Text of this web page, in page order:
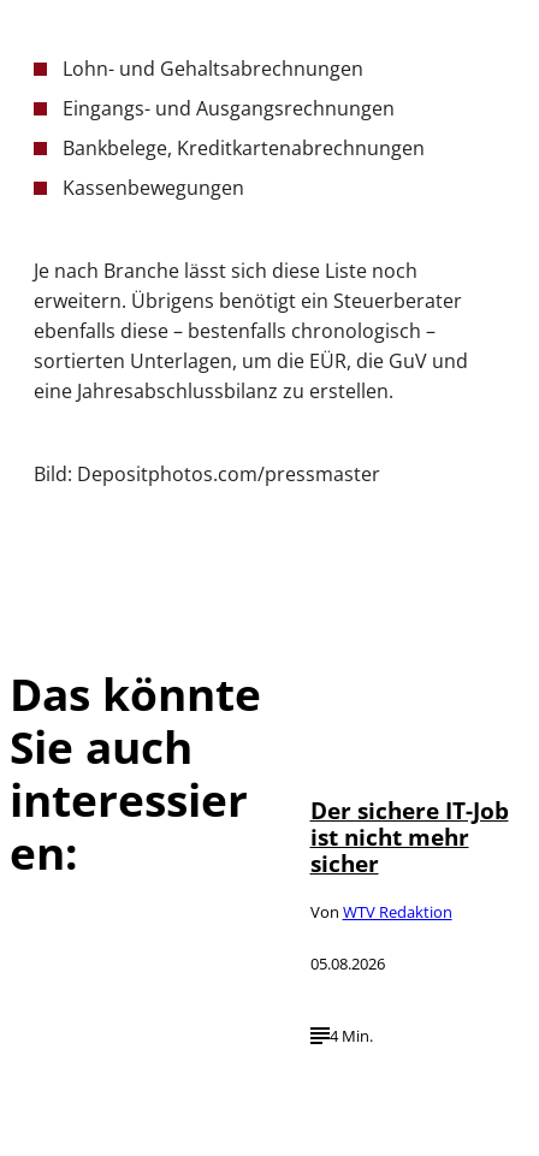
Lohn- und Gehaltsabrechnungen
Eingangs- und Ausgangsrechnungen
Bankbelege, Kreditkartenabrechnungen
Kassenbewegungen
Je nach Branche lässt sich diese Liste noch
erweitern. Übrigens benötigt ein Steuerberater
ebenfalls diese – bestenfalls chronologisch –
sortierten Unterlagen, um die EÜR, die GuV und
eine Jahresabschlussbilanz zu erstellen.
Bild: Depositphotos.com/pressmaster
Das könnte
Sie auch
interessier
en:
Der sichere IT-Job
ist nicht mehr
sicher
Von WTV Redaktion
05.08.2026
4 Min.